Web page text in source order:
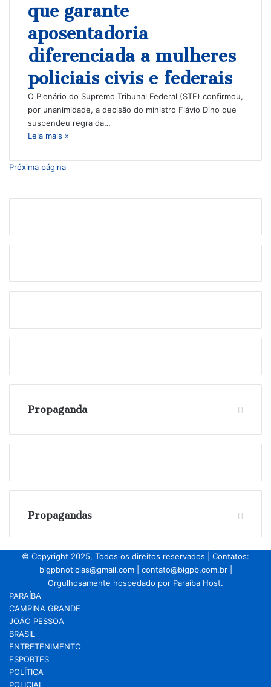
que garante
aposentadoria
diferenciada a mulheres
policiais civis e federais
O Plenário do Supremo Tribunal Federal (STF) confirmou,
por unanimidade, a decisão do ministro Flávio Dino que
suspendeu regra da…
Leia mais »
Próxima página
Propaganda
Propagandas
© Copyright 2025, Todos os direitos reservados | Contatos:
bigpbnoticias@gmail.com
contato@bigpb.com.br
Orgulhosamente hospedado por Paraíba Host.
PARAÍBA
CAMPINA GRANDE
JOÃO PESSOA
BRASIL
ENTRETENIMENTO
ESPORTES
POLÍTICA
POLICIAL